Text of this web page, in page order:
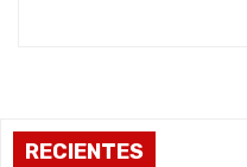
RECIENTES